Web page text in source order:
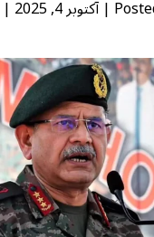
| آکتوبر 4, 2025 |